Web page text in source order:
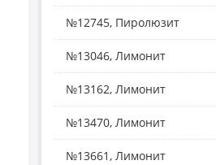
№12745, Пиролюзит
№13046, Лимонит
№13162, Лимонит
№13470, Лимонит
№13661, Лимонит